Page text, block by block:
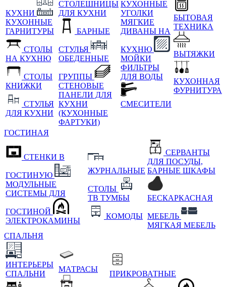
КУХНИ
КУХОННЫЕ
ГАРНИТУРЫ
СТОЛЫ
НА КУХНЮ
СТОЛЫ
КНИЖКИ
СТУЛЬЯ
ДЛЯ КУХНИ
СТОЛЕШНИЦЫ
ДЛЯ КУХНИ
БАРНЫЕ
СТУЛЬЯ
ОБЕДЕННЫЕ
ГРУППЫ
СТЕНОВЫЕ
ПАНЕЛИ ДЛЯ
КУХНИ
(КУХОННЫЕ
ФАРТУКИ)
КУХОННЫЕ
УГОЛКИ
МЯГКИЕ
ДИВАНЫ НА
КУХНЮ
МОЙКИ
ФИЛЬТРЫ
ДЛЯ ВОДЫ
СМЕСИТЕЛИ
БЫТОВАЯ
ТЕХНИКА
ВЫТЯЖКИ
КУХОННАЯ
ФУРНИТУРА
ГОСТИНАЯ
СТЕНКИ В
ГОСТИНУЮ
МОДУЛЬНЫЕ
СИСТЕМЫ ДЛЯ
ГОСТИНОЙ
ЭЛЕКТРОКАМИНЫ
ЖУРНАЛЬНЫЕ
СТОЛЫ
ТВ ТУМБЫ
КОМОДЫ
СЕРВАНТЫ
ДЛЯ ПОСУДЫ,
БАРНЫЕ ШКАФЫ
БЕСКАРКАСНАЯ
МЕБЕЛЬ
МЯГКАЯ МЕБЕЛЬ
СПАЛЬНЯ
ИНТЕРЬЕРЫ
СПАЛЬНИ
МАТРАСЫ
ПРИКРОВАТНЫЕ